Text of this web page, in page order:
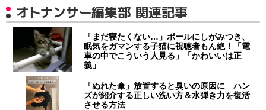
オトナンサー編集部 関連記事
「まだ寝たくない…」ポールにしがみつき、
眠気をガマンする子猫に視聴者もん絶！「電
車の中でこういう人見る」「かわいいは正
義」
「ぬれた傘」放置すると臭いの原因に ハン
ズが紹介する正しい洗い方＆水弾き力を復活
させる方法